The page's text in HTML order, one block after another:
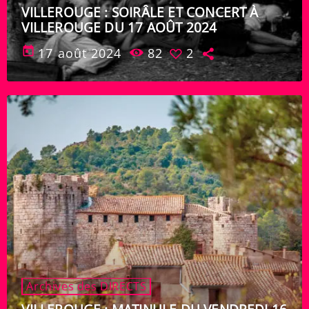
VILLEROUGE : SOIRÂLE ET CONCERT À
VILLEROUGE DU 17 AOÛT 2024
today 17 août 2024 82 2
Archives des DIRECTS